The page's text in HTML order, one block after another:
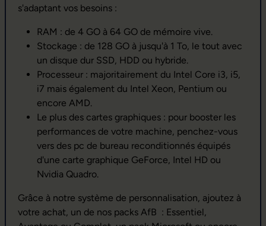
s'adaptant vos besoins :
RAM : de 4 GO à 64 GO de mémoire vive.
Stockage : de 128 GO à jusqu'à 1 To, le tout avec
un disque dur SSD, HDD ou hybride.
Processeur : majoritairement du Intel Core i3, i5,
i7 mais également du Intel Xeon, Pentium ou
encore AMD.
Le plus des cartes graphiques : pour booster les
performances de votre machine, penchez-vous
vers des pc de bureau reconditionnés équipés
d'une carte graphique GeForce, Intel HD ou
Nvidia Quadro.
Grâce à notre système de personnalisation, ajoutez à
votre achat, un de nos packs AfB : Essentiel,